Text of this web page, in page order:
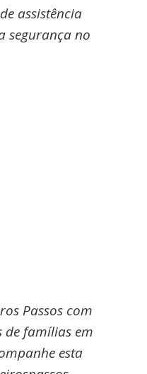
assistência
segurança no
Passos com
de famílias em
esta